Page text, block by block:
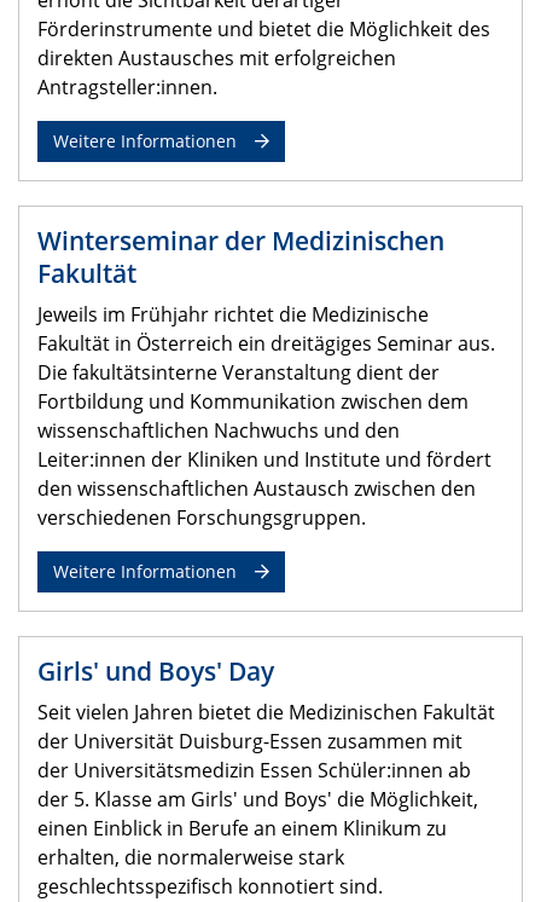
Förderinstrumente und bietet die Möglichkeit des
direkten Austausches mit erfolgreichen
Antragsteller:innen.
Weitere Informationen
Winterseminar der Medizinischen
Fakultät
Jeweils im Frühjahr richtet die Medizinische
Fakultät in Österreich ein dreitägiges Seminar aus.
Die fakultätsinterne Veranstaltung dient der
Fortbildung und Kommunikation zwischen dem
wissenschaftlichen Nachwuchs und den
Leiter:innen der Kliniken und Institute und fördert
den wissenschaftlichen Austausch zwischen den
verschiedenen Forschungsgruppen.
Weitere Informationen
Girls' und Boys' Day
Seit vielen Jahren bietet die Medizinischen Fakultät
der Universität Duisburg-Essen zusammen mit
der Universitätsmedizin Essen Schüler:innen ab
der 5. Klasse am Girls' und Boys' die Möglichkeit,
einen Einblick in Berufe an einem Klinikum zu
erhalten, die normalerweise stark
geschlechtsspezifisch konnotiert sind.